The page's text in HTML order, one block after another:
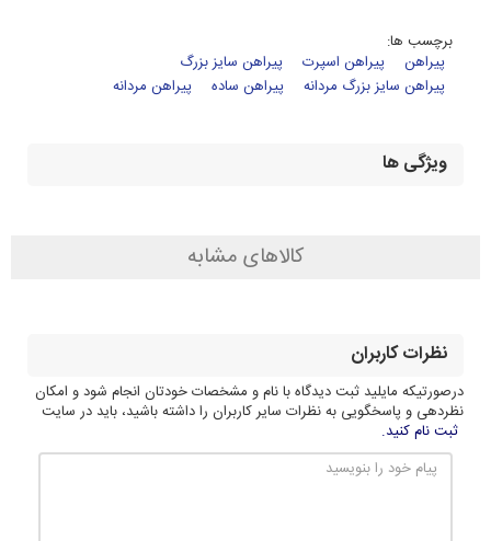
برچسب ها:
پیراهن
پیراهن اسپرت
پیراهن سایز بزرگ
پیراهن سایز بزرگ مردانه
پیراهن ساده پیراهن مردانه
ویژگی ها
کالاهای مشابه
نظرات کاربران
درصورتیکه مایلید ثبت دیدگاه با نام و مشخصات خودتان انجام شود و امکان
نظردهی و پاسخگویی به نظرات سایر کاربران را داشته باشید، باید در سایت
ثبت نام کنید.